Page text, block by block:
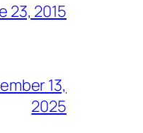
23, 2015
13,
2025